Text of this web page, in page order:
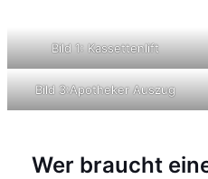
Bild 1: Kassettenlift
Bild 3:Apotheker Auszug
Wer braucht